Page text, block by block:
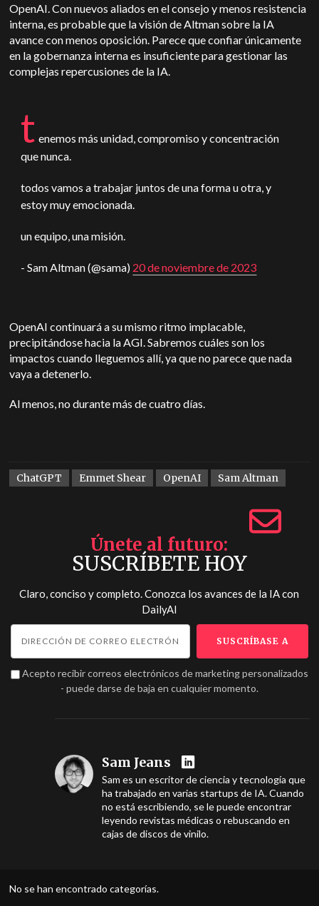
OpenAI. Con nuevos aliados en el consejo y menos resistencia
interna, es probable que la visión de Altman sobre la IA
avance con menos oposición. Parece que confiar únicamente
en la gobernanza interna es insuficiente para gestionar las
complejas repercusiones de la IA.
t enemos más unidad, compromiso y concentración
que nunca.
todos vamos a trabajar juntos de una forma u otra, y
estoy muy emocionada.
un equipo, una misión.
- Sam Altman (@sama) 20 de noviembre de 2023
OpenAI continuará a su mismo ritmo implacable,
precipitándose hacia la AGI. Sabremos cuáles son los
impactos cuando lleguemos allí, ya que no parece que nada
vaya a detenerlo.
Al menos, no durante más de cuatro días.
ChatGPT Emmet Shear OpenAI Sam Altman
Únete al futuro
SUSCRÍBETE HOY
Claro, conciso y completo. Conozca los avances de la IA con
DailyAI
Acepto recibir correos electrónicos de marketing personalizados
- puede darse de baja en cualquier momento.
Sam Jeans
Sam es un escritor de ciencia y tecnología que
ha trabajado en varias startups de IA. Cuando
no está escribiendo, se le puede encontrar
leyendo revistas médicas o rebuscando en
cajas de discos de vinilo.
No se han encontrado categorías.